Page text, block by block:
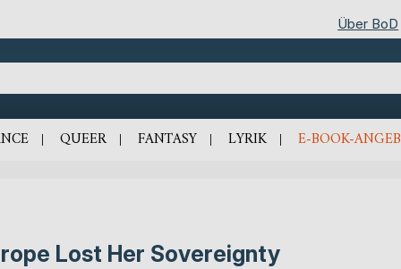
Über BoD
QUEER FANTASY LYRIK E-BOOK-
Lost Her Sovereignty